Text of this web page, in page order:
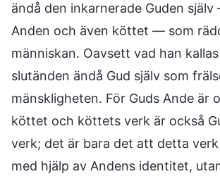
ändå den inkarnerade Guden
Anden och även köttet — som
människan. Oavsett vad han
slutänden ändå Gud själv som
mänskligheten. För Guds Ande är
köttet och köttets verk är också
verk; det är bara det att detta
med hjälp av Andens identitet,